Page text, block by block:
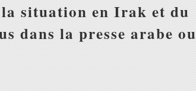
situation en Irak et du
dans la presse arabe ou